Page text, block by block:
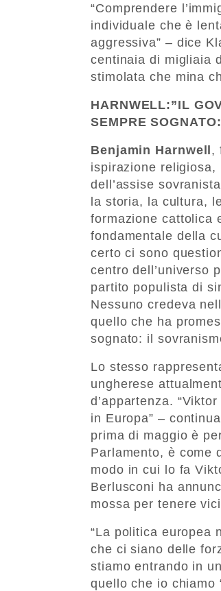
“Comprendere
individuale che è
aggressiva” – dice
centinaia di migliaia
stimolata che mina
HARNWELL:”IL
SEMPRE
Benjamin Harnwell,
ispirazione
dell’assise
la storia, la cultura,
formazione cattolica
fondamentale della
certo ci sono
centro dell’universo
partito populista di
Nessuno credeva
quello che ha
sognato: il
Lo stesso
ungherese
d’appartenza.
in Europa” –
prima di maggio è
Parlamento, è come
modo in cui lo fa
Berlusconi ha
mossa per tenere
“La politica europea
che ci siano delle
stiamo entrando in
quello che io chiamo